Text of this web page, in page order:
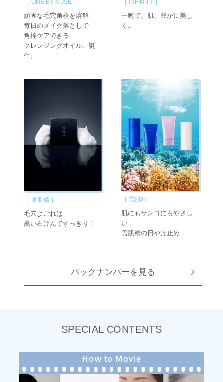
［ ONE BY KOSÉ ］
頑固な毛穴角栓を溶解
毎日のメイク落としで
角栓ケアできる
クレンジングオイル、誕
生。
［ INFINITY ］
一晩で、肌、豊かに美し
く。
［ 雪肌精 ］
毛穴よごれは
黒い石けんですっきり！
［ 雪肌精 ］
肌にもサンゴにもやさし
い
雪肌精の日やけ止め
バックナンバーを見る
SPECIAL CONTENTS